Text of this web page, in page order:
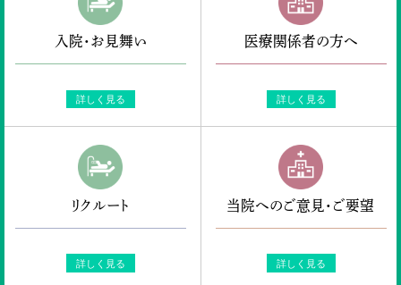
入院・お見舞い
詳しく見る
医療関係者の方へ
詳しく見る
リクルート
詳しく見る
当院へのご意見・ご要望
詳しく見る